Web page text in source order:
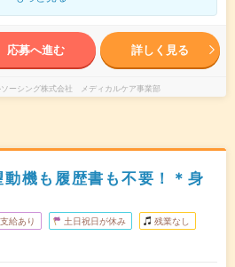
応募へ進む 詳しく見る
ソーシング株式会社 メディカルケア事業部
機も履歴書も不要！＊身
給あり 土日祝日が休み 残業なし